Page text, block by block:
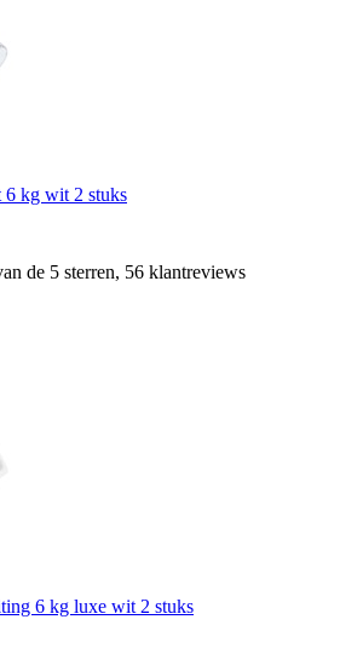
kg wit 2 stuks
de 5 sterren, 56 klantreviews
6 kg luxe wit 2 stuks